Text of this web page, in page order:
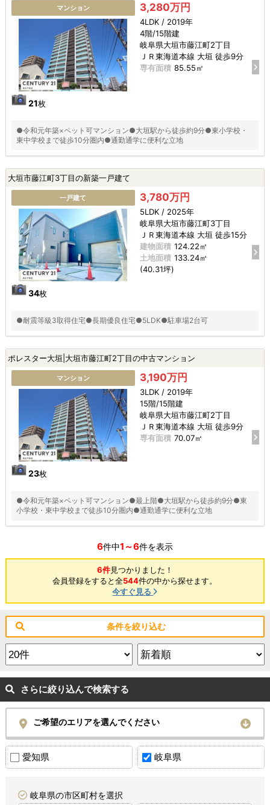
マンション
21枚
3,280万円
4LDK / 2019年
4階/15階建
岐阜県大垣市藤江町2丁目
ＪＲ東海道本線 大垣 徒歩9分
専有面積 85.55㎡
●令和元年築×ペット可マンション●大垣駅から徒歩約9分●東小学校・
東中学校まで徒歩10分圏内●通勤通学に便利な立地
大垣市藤江町3丁目の新築一戸建て
一戸建て
34枚
3,780万円
5LDK / 2025年
岐阜県大垣市藤江町3丁目
ＪＲ東海道本線 大垣 徒歩15分
建物面積 124.22㎡
土地面積 133.24㎡
(40.31坪)
●耐震等級3取得住宅●長期優良住宅●5LDK●駐車場2台可
ポレスター大垣|大垣市藤江町2丁目の中古マンション
マンション
23枚
3,190万円
3LDK / 2019年
15階/15階建
岐阜県大垣市藤江町2丁目
ＪＲ東海道本線 大垣 徒歩9分
専有面積 70.07㎡
●令和元年築×ペット可マンション●最上階●大垣駅から徒歩約9分●東
小学校・東中学校まで徒歩10分圏内●通勤通学に便利な立地
6件中1～6件を表示
6件見つかりました！
会員登録をすると全544件の中から探せます。
今すぐ見る
条件を絞り込む
さらに絞り込んで検索する
ご希望のエリアを選んでください
愛知県 岐阜県
岐阜県の市区町村を選択